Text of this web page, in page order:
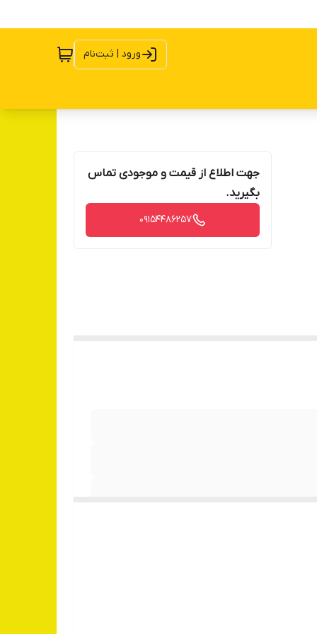
ورود | ثبت‌نام
جهت اطلاع از قیمت و موجودی تماس
بگیرید.
09154486257